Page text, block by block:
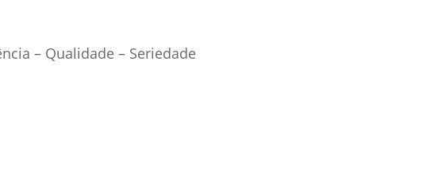
– Qualidade – Seriedade